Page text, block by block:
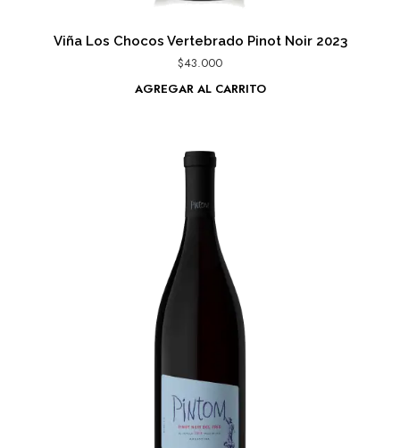
Viña Los Chocos Vertebrado Pinot Noir 2023
$43.000
AGREGAR AL CARRITO